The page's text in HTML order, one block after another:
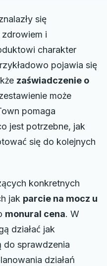
się
zdrowiem i
charakter
pojawia się
zaświadczenie o
może
pomaga
jest potrzebne, jak
się do kolejnych
konkretnych
jak parcie na mocz u
monural cena. W
działać jak
do sprawdzenia
działań